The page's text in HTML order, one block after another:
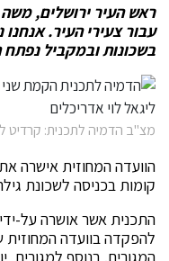
ראש העיר ירושלים,
עבור צעירי העיר. אנחנו
בשכונות ובמקביל
מצ"ב הדמיה לתכנית: קרדיט
קומות בכניסה לשכונת גילה
התכנית אשר אושרה על-ידי
להפקדה בוועדה